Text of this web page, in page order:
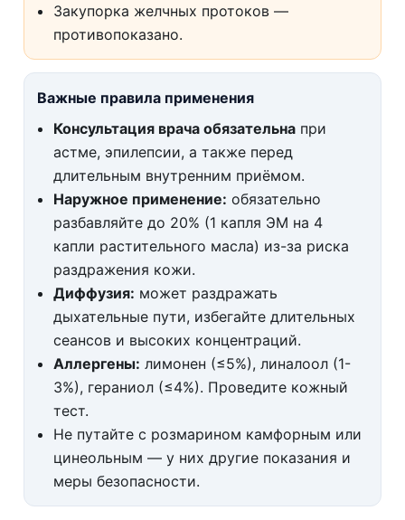
Закупорка желчных протоков —
противопоказано.
Важные правила применения
Консультация врача обязательна при
астме, эпилепсии, а также перед
длительным внутренним приёмом.
Наружное применение: обязательно
разбавляйте до 20% (1 капля ЭМ на 4
капли растительного масла) из-за риска
раздражения кожи.
Диффузия: может раздражать
дыхательные пути, избегайте длительных
сеансов и высоких концентраций.
Аллергены: лимонен (≤5%), линалоол (1-
3%), гераниол (≤4%). Проведите кожный
тест.
Не путайте с розмарином камфорным или
цинеольным — у них другие показания и
меры безопасности.